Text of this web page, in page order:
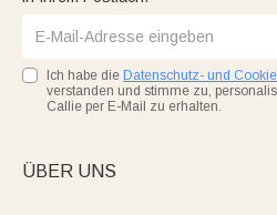
Ich habe die Datenschutz- und
verstanden und stimme zu,
Callie per E-Mail zu erhalten.
ÜBER UNS